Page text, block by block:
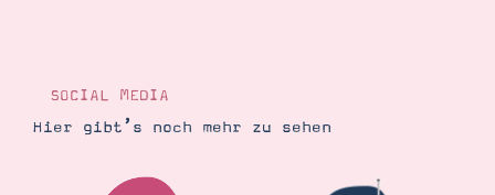
SOCIAL MEDIA
Hier gibt’s noch mehr zu sehen